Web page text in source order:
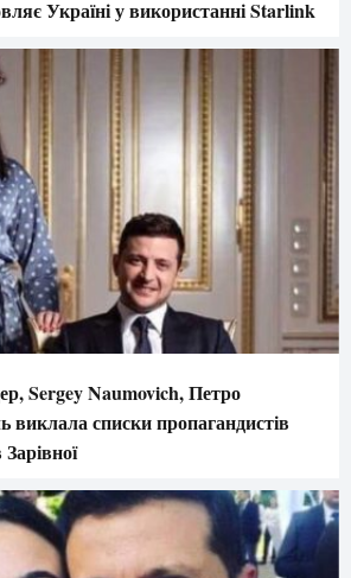
Україні у використанні Starlink
Sergey Naumovich, Петро
списки пропагандистів
Зарівної